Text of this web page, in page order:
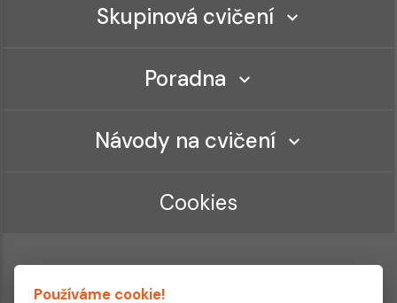
Skupinová cvičení
Poradna
Návody na cvičení
Cookies
Používáme cookie!